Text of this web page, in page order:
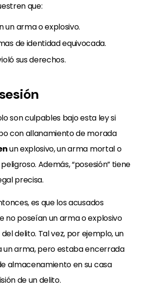
que:
un arma o explosivo.
de identidad equivocada.
sus derechos.
son culpables bajo esta ley si
con allanamiento de morada
un explosivo, un arma mortal o
Además, “posesión” tiene
precisa.
es que los acusados
no poseían un arma o explosivo
delito. Tal vez, por ejemplo, un
un arma, pero estaba encerrada
almacenamiento en su casa
de un delito.